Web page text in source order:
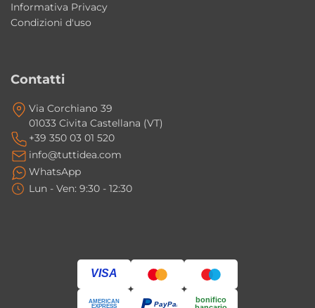
Informativa Privacy
Condizioni d'uso
Contatti
Via Corchiano 39
01033 Civita Castellana (VT)
+39 350 03 01 520
info@tuttidea.com
WhatsApp
Lun - Ven: 9:30 - 12:30
VISA
AMERICAN
EXPRESS PayPal
bonifico